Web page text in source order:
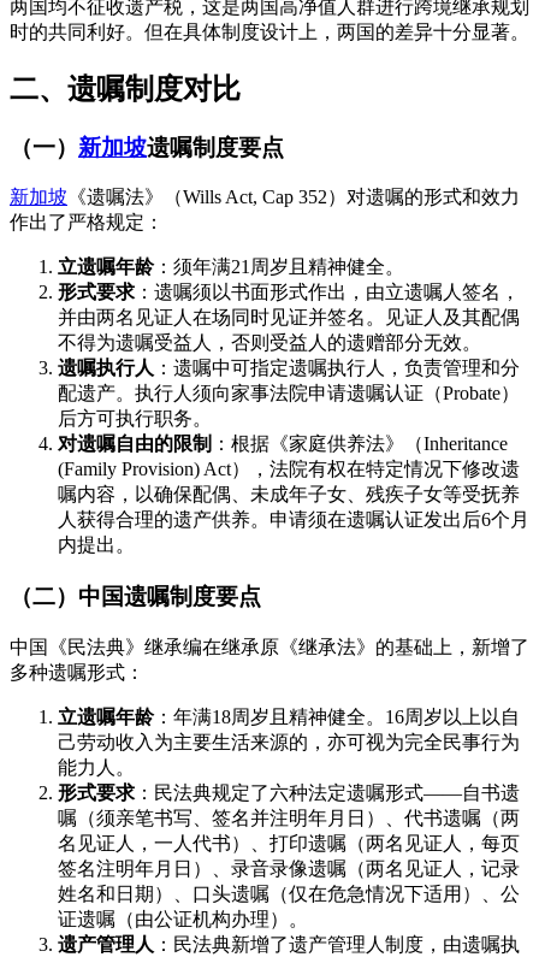
两国均不征收遗产税，这是两国高净值人群进行跨境继承规划
时的共同利好。但在具体制度设计上，两国的差异十分显著。
二、遗嘱制度对比
（一） 新加坡遗嘱制度要点
新加坡 《遗嘱法》（Wills Act, Cap 352）对遗嘱的形式和效力
作出了严格规定：
立遗嘱年龄：须年满21周岁且精神健全。
形式要求 ：遗嘱须以书面形式作出，由立遗嘱人签名，
并由两名见证人在场同时见证并签名。见证人及其配偶
不得为遗嘱受益人，否则受益人的遗赠部分无效。
遗嘱执行人 ：遗嘱中可指定遗嘱执行人，负责管理和分
配遗产。执行人须向家事法院申请遗嘱认证（Probate）
后方可执行职务。
对遗嘱自由的限制 ：根据《家庭供养法》（Inheritance
(Family Provision) Act），法院有权在特定情况下修改遗
嘱内容，以确保配偶、未成年子女、残疾子女等受抚养
人获得合理的遗产供养。申请须在遗嘱认证发出后6个月
内提出。
（二）中国遗嘱制度要点
中国《民法典》继承编在继承原《继承法》的基础上，新增了
多种遗嘱形式：
立遗嘱年龄：年满18周岁且精神健全。16周岁以上以自
己劳动收入为主要生活来源的，亦可视为完全民事行为
能力人。
形式要求 ：民法典规定了六种法定遗嘱形式——自书遗
嘱（须亲笔书写、签名并注明年月日）、代书遗嘱（两
名见证人，一人代书）、打印遗嘱（两名见证人，每页
签名注明年月日）、录音录像遗嘱（两名见证人，记录
姓名和日期）、口头遗嘱（仅在危急情况下适用）、公
证遗嘱（由公证机构办理）。
遗产管理人 ：民法典新增了遗产管理人制度，由遗嘱执